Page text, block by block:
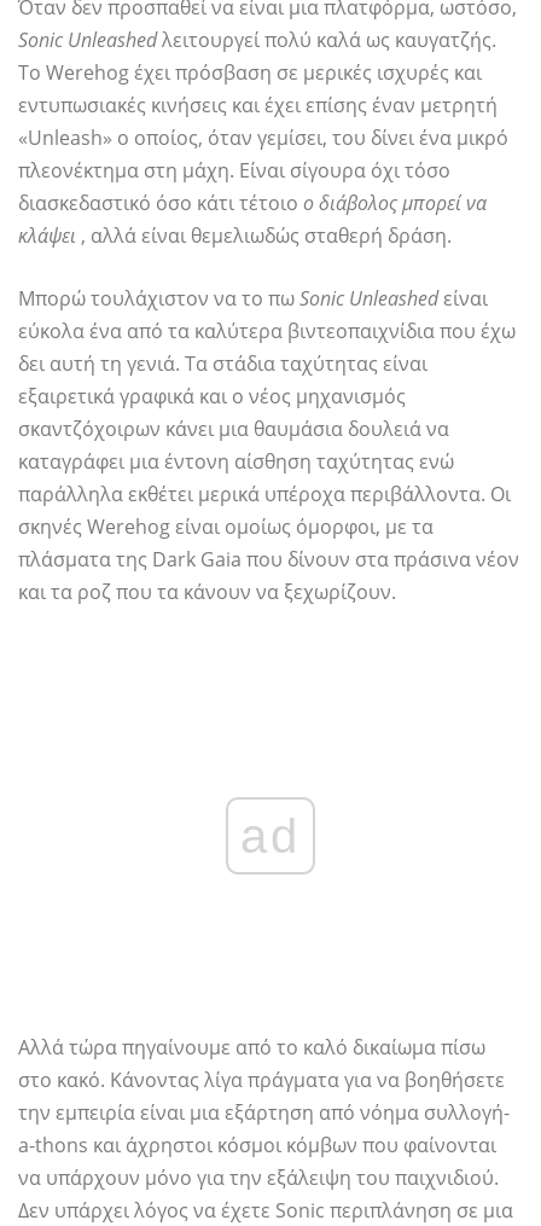
Όταν δεν προσπαθεί να είναι μια πλατφόρμα, ωστόσο,
Sonic Unleashedλειτουργεί πολύ καλά ως καυγατζής.
Το Werehog έχει πρόσβαση σε μερικές ισχυρές και
εντυπωσιακές κινήσεις και έχει επίσης έναν μετρητή
«Unleash» ο οποίος, όταν γεμίσει, του δίνει ένα μικρό
πλεονέκτημα στη μάχη. Είναι σίγουρα όχι τόσο
διασκεδαστικό όσο κάτι τέτοιο ο διάβολος μπορεί να
κλάψει , αλλά είναι θεμελιωδώς σταθερή δράση.
Μπορώ τουλάχιστον να το πωSonic Unleashedείναι
εύκολα ένα από τα καλύτερα βιντεοπαιχνίδια που έχω
δει αυτή τη γενιά. Τα στάδια ταχύτητας είναι
εξαιρετικά γραφικά και ο νέος μηχανισμός
σκαντζόχοιρων κάνει μια θαυμάσια δουλειά να
καταγράφει μια έντονη αίσθηση ταχύτητας ενώ
παράλληλα εκθέτει μερικά υπέροχα περιβάλλοντα. Οι
σκηνές Werehog είναι ομοίως όμορφοι, με τα
πλάσματα της Dark Gaia που δίνουν στα πράσινα νέον
και τα ροζ που τα κάνουν να ξεχωρίζουν.
ad
Αλλά τώρα πηγαίνουμε από το καλό δικαίωμα πίσω
στο κακό. Κάνοντας λίγα πράγματα για να βοηθήσετε
την εμπειρία είναι μια εξάρτηση από νόημα συλλογή-
a-thons και άχρηστοι κόσμοι κόμβων που φαίνονται
να υπάρχουν μόνο για την εξάλειψη του παιχνιδιού.
Δεν υπάρχει λόγος να έχετε Sonic περιπλάνηση σε μια